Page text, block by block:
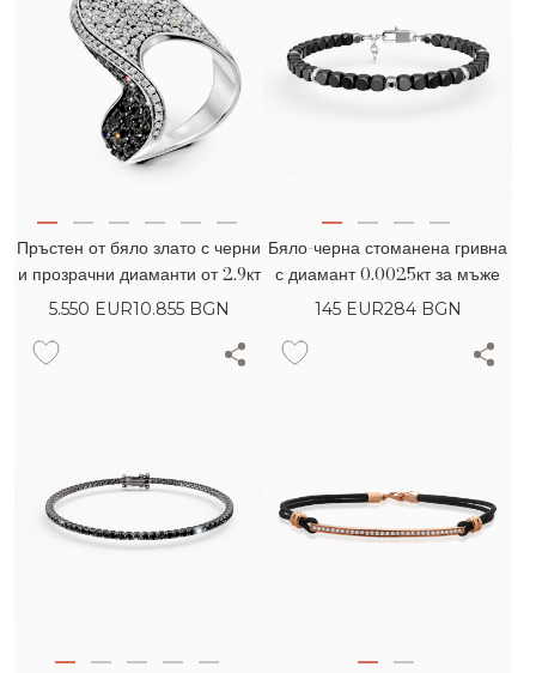
Пръстен от бяло злато с черни
и прозрачни диаманти от 2.9кт
5.550 EUR10.855 BGN
Бяло-черна стоманена гривна
с диамант 0.0025кт за мъже
145 EUR284 BGN